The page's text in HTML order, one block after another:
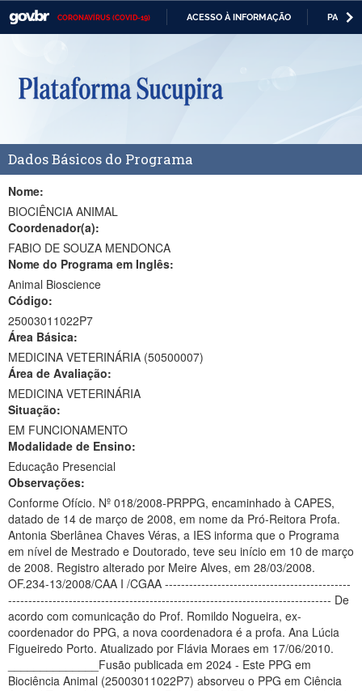
CORONAVÍRUS (COVID-19) ACESSO À INFORMAÇÃO
Casa Civil
Ministério da Defesa
Ministério da Economia
Ministério da Infraestrutura
Ministério da Educação
Ministério da Cidadania
Ministério da Saúde
Ministério de Minas e Energia
Ministério da Ciência, Tecnologia, Inovações e Comunicações
Ministério do Meio Ambiente
Ministério do Turismo
Ministério do Desenvolvimento Regional
Ministério da Mulher, da Família e dos Direitos Humanos
Gabinete de Segurança Institucional
Advocacia-Geral da União
Dados Básicos do Programa
Nome:
BIOCIÊNCIA ANIMAL
Coordenador(a):
FABIO DE SOUZA MENDONCA
Nome do Programa em Inglês:
Animal Bioscience
Código:
25003011022P7
Área Básica:
MEDICINA VETERINÁRIA (50500007)
Área de Avaliação:
MEDICINA VETERINÁRIA
Situação:
EM FUNCIONAMENTO
Modalidade de Ensino:
Educação Presencial
Observações:
Conforme Ofício. Nº 018/2008-PRPPG, encaminhado à CAPES,
datado de 14 de março de 2008, em nome da Pró-Reitora Profa.
Antonia Sberlânea Chaves Véras, a IES informa que o Programa
em nível de Mestrado e Doutorado, teve seu início em 10 de março
de 2008. Registro alterado por Meire Alves, em 28/03/2008.
OF.234-13/2008/CAA I /CGAA ----------------------------------------------
-------------------------------------------------------------------------------- De
acordo com comunicação do Prof. Romildo Nogueira, ex-
coordenador do PPG, a nova coordenadora é a profa. Ana Lúcia
Figueiredo Porto. Atualizado por Flávia Moraes em 17/06/2010.
______________Fusão publicada em 2024 - Este PPG em
Biociência Animal (25003011022P7) absorveu o PPG em Ciência